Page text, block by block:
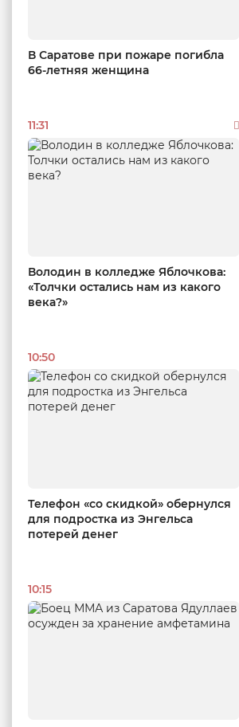
В Саратове при пожаре погибла
66-летняя женщина
11:31
Володин в колледже Яблочкова:
«Толчки остались нам из какого
века?»
10:50
Телефон «со скидкой» обернулся
для подростка из Энгельса
потерей денег
10:15